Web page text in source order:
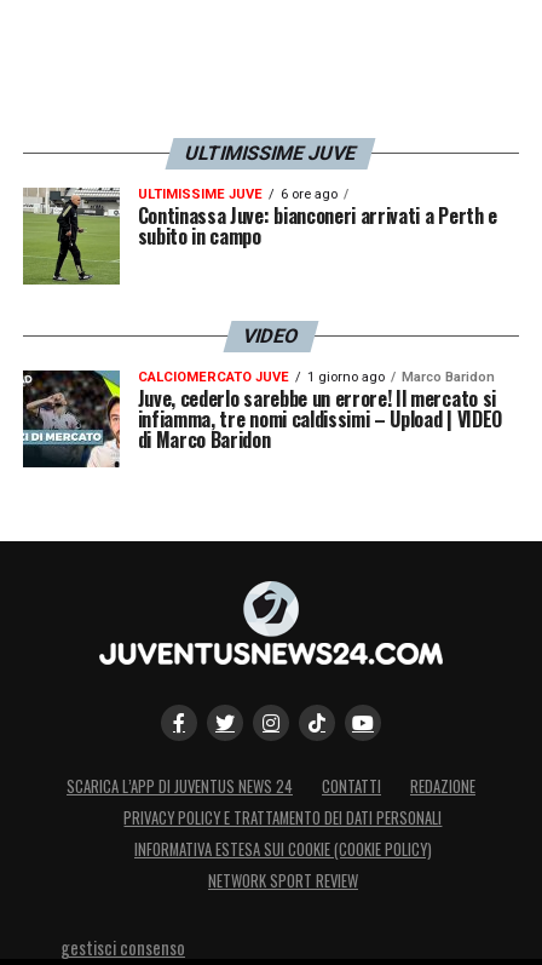
ULTIMISSIME JUVE
ULTIMISSIME JUVE 6 ore ago
Continassa Juve: bianconeri arrivati a Perth e
subito in campo
VIDEO
CALCIOMERCATO JUVE 1 giorno ago Marco Baridon
Juve, cederlo sarebbe un errore! Il mercato si
infiamma, tre nomi caldissimi – Upload | VIDEO
di Marco Baridon
SCARICA L’APP DI JUVENTUS NEWS 24 CONTATTI
REDAZIONE
PRIVACY POLICY E TRATTAMENTO DEI DATI PERSONALI
INFORMATIVA ESTESA SUI COOKIE (COOKIE POLICY)
NETWORK SPORT REVIEW
gestisci consenso